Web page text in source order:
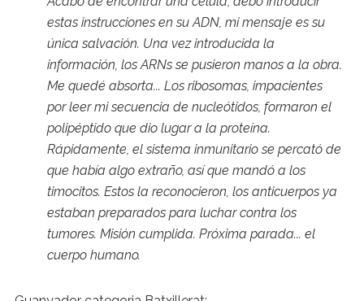
estas instrucciones en su ADN, mi mensaje es su
única salvación. Una vez introducida la
información, los ARNs se pusieron manos a la obra.
Me quedé absorta... Los ribosomas, impacientes
por leer mi secuencia de nucleótidos, formaron el
polipéptido que dio lugar a la proteína.
Rápidamente, el sistema inmunitario se percató de
que había algo extraño, así que mandó a los
timocitos. Estos la reconocieron, los anticuerpos ya
estaban preparados para luchar contra los
tumores. Misión cumplida. Próxima parada... el
cuerpo humano.